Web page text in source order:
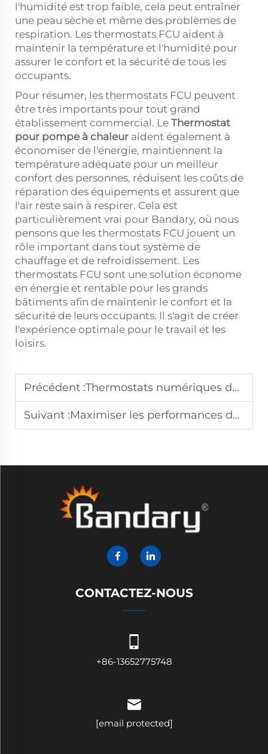
l'humidité est trop faible, cela peut entraîner
une peau sèche et même des problèmes de
respiration. Les thermostats FCU aident à
maintenir la température et l'humidité pour
assurer le confort et la sécurité de tous les
occupants.
Pour résumer, les thermostats FCU peuvent
être très importants pour tout grand
établissement commercial. Le Thermostat
pour pompe à chaleur aident également à
économiser de l'énergie, maintiennent la
température adéquate pour un meilleur
confort des personnes, réduisent les coûts de
réparation des équipements et assurent que
l'air reste sain à respirer. Cela est
particulièrement vrai pour Bandary, où nous
pensons que les thermostats FCU jouent un
rôle important dans tout système de
chauffage et de refroidissement. Les
thermostats FCU sont une solution économe
en énergie et rentable pour les grands
bâtiments afin de maintenir le confort et la
sécurité de leurs occupants. Il s'agit de créer
l'expérience optimale pour le travail et les
loisirs.
Précédent :Thermostats numériques de pièce : un changement de paradigme pour les environnements commerciaux
Suivant :Maximiser les performances de votre HVAC avec le bon thermostat pour votre entreprise
CONTACTEZ-NOUS
+86-13652775748
[email protected]